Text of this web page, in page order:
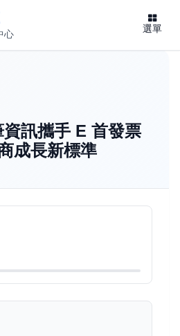
心 選單
訊攜手 E 首發票
成長新標準